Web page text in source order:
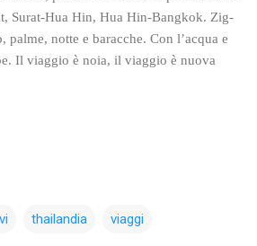
Surat-Hua Hin, Hua Hin-Bangkok. Zig-
palme, notte e baracche. Con l’acqua e
Il viaggio è noia, il viaggio è nuova
thailandia viaggi